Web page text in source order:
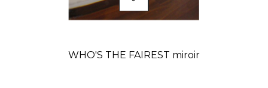
WHO'S THE FAIREST miroir